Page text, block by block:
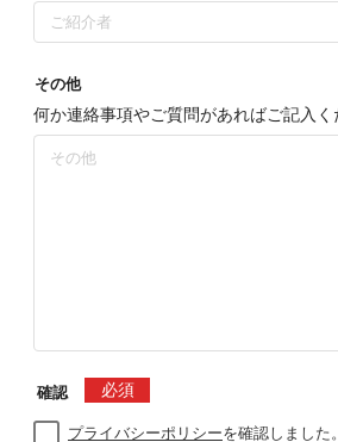
その他
何か連絡事項やご質問があればご記入く
確認 必須
プライバシーポリシーを確認しました。